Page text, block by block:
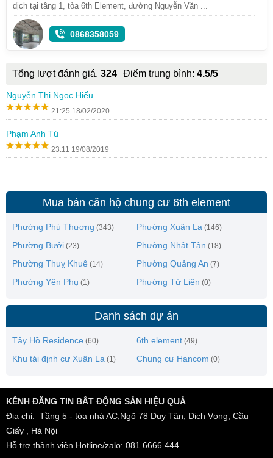
dịch tại tầng 1, tòa 6th Element, đường Nguyễn Văn ...
0868358059
Tổng lượt đánh giá. 324 Điểm trung bình: 4.5/5
Nguyễn Thị Ngọc Hiếu
21:25 18/02/2020
Phạm Anh Tú
23:11 19/08/2019
Mua bán căn hộ chung cư 6th element
Phường Phú Thượng (343) Phường Xuân La (146)
Phường Bưởi (23) Phường Nhật Tân (18)
Phường Thuỵ Khuê (14) Phường Quảng An (7)
Phường Yên Phụ (1) Phường Tứ Liên (0)
Danh sách dự án
Tây Hồ Residence (60) 6th element (49)
Khu tái định cư Xuân La (1) Chung cư Hancom (0)
KÊNH ĐĂNG TIN BẤT ĐỘNG SẢN HIỆU QUẢ
Địa chỉ: Tầng 5 - tòa nhà AC,Ngõ 78 Duy Tân, Dịch Vọng, Cầu
Giấy , Hà Nội
Hỗ trợ thành viên Hotline/zalo: 081.6666.444